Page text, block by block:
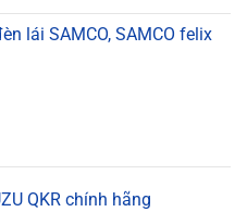
lái SAMCO, SAMCO felix
QKR chính hãng